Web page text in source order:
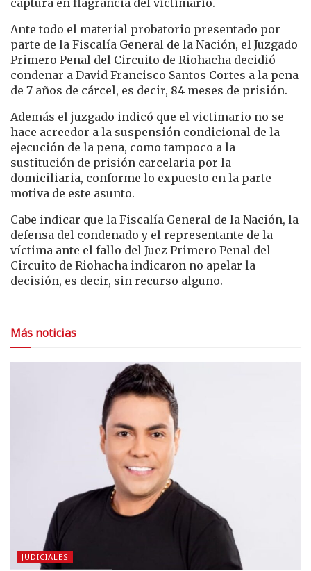
captura en flagrancia del victimario.
Ante todo el material probatorio presentado por
parte de la Fiscalía General de la Nación, el Juzgado
Primero Penal del Circuito de Riohacha decidió
condenar a David Francisco Santos Cortes a la pena
de 7 años de cárcel, es decir, 84 meses de prisión.
Además el juzgado indicó que el victimario no se
hace acreedor a la suspensión condicional de la
ejecución de la pena, como tampoco a la
sustitución de prisión carcelaria por la
domiciliaria, conforme lo expuesto en la parte
motiva de este asunto.
Cabe indicar que la Fiscalía General de la Nación, la
defensa del condenado y el representante de la
víctima ante el fallo del Juez Primero Penal del
Circuito de Riohacha indicaron no apelar la
decisión, es decir, sin recurso alguno.
Más noticias
JUDICIALES